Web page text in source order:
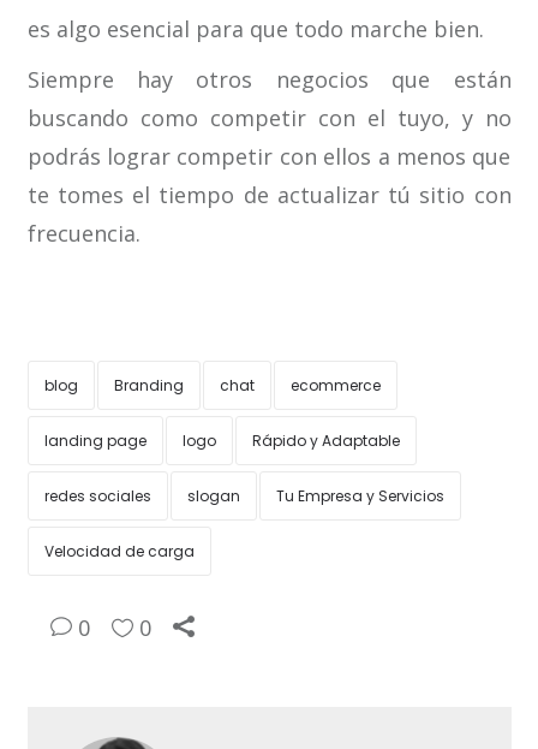
es algo esencial para que todo marche bien.
Siempre hay otros negocios que están
buscando como competir con el tuyo, y no
podrás lograr competir con ellos a menos que
te tomes el tiempo de actualizar tú sitio con
frecuencia.
blog Branding chat ecommerce
landing page logo Rápido y Adaptable
redes sociales slogan Tu Empresa y Servicios
Velocidad de carga
0 0